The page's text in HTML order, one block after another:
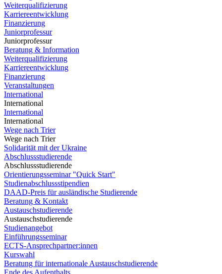
Weiterqualifizierung
Karriereentwicklung
Finanzierung
Juniorprofessur
Juniorprofessur
Beratung & Information
Weiterqualifizierung
Karriereentwicklung
Finanzierung
Veranstaltungen
International
International
International
International
Wege nach Trier
Wege nach Trier
Solidarität mit der Ukraine
Abschlussstudierende
Abschlussstudierende
Orientierungsseminar "Quick Start"
Studienabschlussstipendien
DAAD-Preis für ausländische Studierende
Beratung & Kontakt
Austauschstudierende
Austauschstudierende
Studienangebot
Einführungsseminar
ECTS-Ansprechpartner:innen
Kurswahl
Beratung für internationale Austauschstudierende
Ende des Aufenthalts